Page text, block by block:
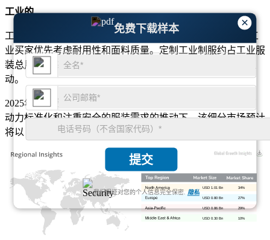
×
免费下载样本
提交
我们保证对您的个人信息完全保密. 隐私
工业的
工业应用集中在工作服、安全服装和机构制服。近 28% 的工
业买家优先考虑耐用性和面料质量。定制工业制服约占工业服
装总用量的 23%。需求由识别、合规性和劳动力品牌要求驱
动。
2025年工业应用将达到6.2亿美元，占市场份额近23%。在劳
动力标准化和注重安全的服装需求的推动下，该细分市场预计
将以 8.1% 的复合年增长率增长。
10%
USD 0.30 Bn
29%
USD 0.86 Bn
27%
USD 0.80 Bn
34%
USD 1.01 Bn